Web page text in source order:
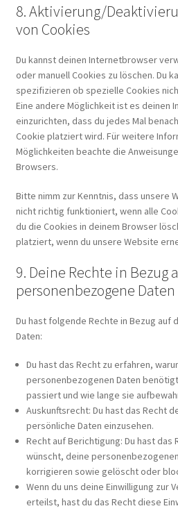
8. Aktivierung/
von Cookies
Du kannst deinen Internetbrowser
oder manuell Cookies zu löschen. Du
spezifizieren ob spezielle Cookies
Eine andere Möglichkeit ist es deinen
einzurichten, dass du jedes Mal
Cookie platziert wird. Für weitere
Möglichkeiten beachte die
Browsers.
Bitte nimm zur Kenntnis, dass unsere
nicht richtig funktioniert, wenn alle
du die Cookies in deinem Browser
platziert, wenn du unsere Website
9. Deine Rechte in Bezug
personenbezogene Daten
Du hast folgende Rechte in Bezug auf
Daten:
Du hast das Recht zu erfahren,
personenbezogenen Daten
passiert und wie lange sie
Auskunftsrecht: Du hast das Recht
persönliche Daten einzusehen.
Recht auf Berichtigung: Du hast das
wünscht, deine
korrigieren sowie gelöscht oder
Wenn du uns deine Einwilligung zur
erteilst, hast du das Recht diese